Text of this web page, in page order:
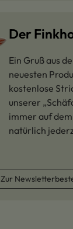
Der
Ein Gruß aus
neuesten
kostenlose
unserer
immer auf
natürlich
Zur